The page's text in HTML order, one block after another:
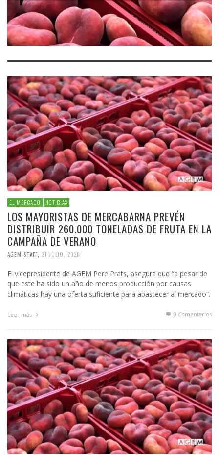
EL MERCADO NOTICIAS
LOS MAYORISTAS DE MERCABARNA PREVÉN
DISTRIBUIR 260.000 TONELADAS DE FRUTA EN LA
CAMPAÑA DE VERANO
AGEM-STAFF 21 JULIO, 2020
El vicepresidente de AGEM Pere Prats, asegura que “a pesar de
que este ha sido un año de menos producción por causas
climáticas hay una oferta suficiente para abastecer al mercado”.
Leer más 0 Comentarios